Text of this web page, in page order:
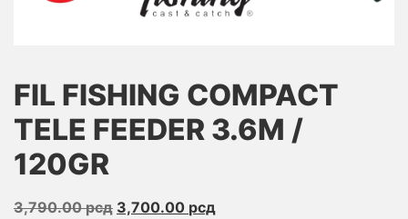
FIL FISHING COMPACT
TELE FEEDER 3.6M /
120GR
3,790.00рсд Originalna
3,700.00 рсд